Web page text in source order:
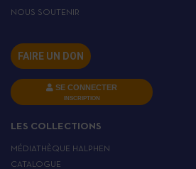
NOUS SOUTENIR
FAIRE UN DON
SE CONNECTER
INSCRIPTION
LES COLLECTIONS
MÉDIATHÈQUE HALPHEN
CATALOGUE